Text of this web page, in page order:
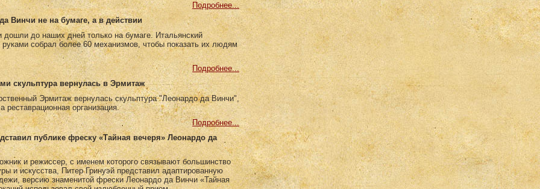
Подробнее...
Винчи не на бумаге, а в действии
до наших дней только на бумаге. Итальянский
собрал более 60 механизмов, чтобы показать их людям
Подробнее...
скульптура вернулась в Эрмитаж
Эрмитаж вернулась скульптура "Леонардо да Винчи",
реставрационная организация.
Подробнее...
публике фреску «Тайная вечеря» Леонардо да
и режиссер, с именем которого связывают большинство
и искусства, Питер Гринуэй представил адаптированную
версию знаменитой фрески Леонардо да Винчи «Тайная